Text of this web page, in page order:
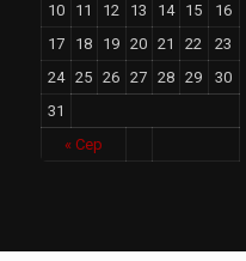
« Сер
10
11 12 13 14 15
16
17
18 19 20 21 22
23
24
25 26 27 28 29
30
31